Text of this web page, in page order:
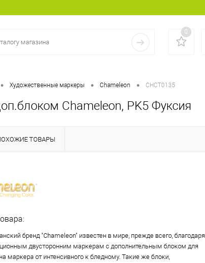
0
• Художественные маркеры • Chameleon • CHCT0135
Chameleon, PK5 Фуксия
ТОВАРЫ
бренд "Chameleon" известен в мире, прежде всего, благодаря
двусторонним маркерам с дополнительным блоком для
маркера от интенсивного к бледному. Такие же блоки,